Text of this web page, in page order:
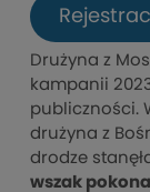
Drużyna z
kampanii
publiczności.
drużyna z
drodze
wszak